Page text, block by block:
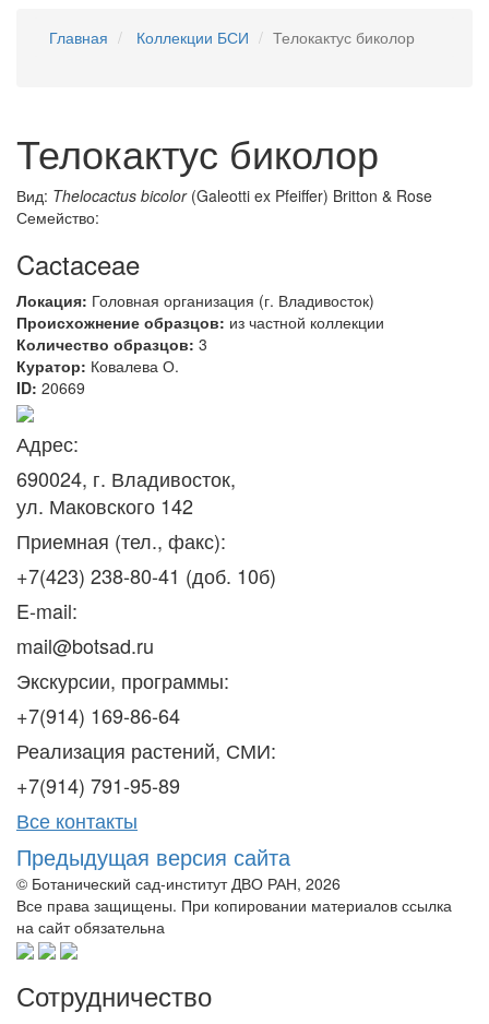
Главная Коллекции БСИ Телокактус биколор
Телокактус биколор
Вид: Thelocactus bicolor(Galeotti ex Pfeiffer) Britton & Rose
Семейство:
Cactaceae
Локация: Головная организация (г. Владивосток)
Происхожнение образцов: из частной коллекции
Количество образцов: 3
Куратор: Ковалева О.
ID: 20669
Адрес:
690024, г. Владивосток,
ул. Маковского 142
Приемная (тел., факс):
+7(423) 238-80-41 (доб. 10б)
E-mail:
mail@botsad.ru
Экскурсии, программы:
+7(914) 169-86-64
Реализация растений, СМИ:
+7(914) 791-95-89
Все контакты
Предыдущая версия сайта
© Ботанический сад-институт ДВО РАН, 2026
Все права защищены. При копировании материалов ссылка
на сайт обязательна
Сотрудничество